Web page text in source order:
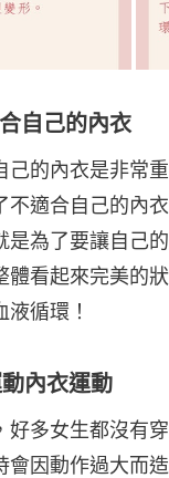
自己的內衣
己的內衣是非常
不適合自己的內
是為了要讓自己
體看起來完美的
液循環！
內衣運動
好多女生都沒有
會因動作過大而